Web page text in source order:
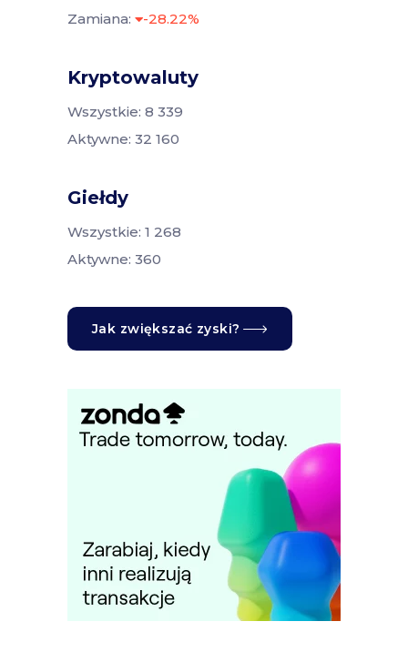
Zamiana:
-28.22%
Kryptowaluty
Wszystkie: 8 339
Aktywne: 32 160
Giełdy
Wszystkie: 1 268
Aktywne: 360
Jak zwiększać zyski?